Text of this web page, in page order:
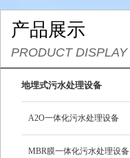
产品展示
PRODUCT DISPLAY
地埋式污水处理设备
A2O一体化污水处理设备
MBR膜一体化污水处理设备